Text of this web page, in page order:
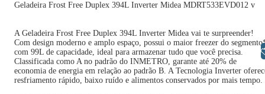
Geladeira Frost Free Duplex 394L Inverter Midea MDRT533EVD012 v
A Geladeira Frost Free Duplex 394L Inverter Midea vai te surpreender!
Com design moderno e amplo espaço, possui o maior freezer do
com 99L de capacidade, ideal para armazenar tudo que você precisa.
Classificada como A no padrão do INMETRO, garante até 20% de
economia de energia em relação ao padrão B. A Tecnologia Inverter
resfriamento rápido, baixo ruído e alimentos conservados por mais tempo.
Libras